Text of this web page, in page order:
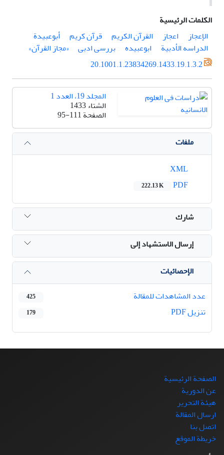
الكلمات الرئيسية
الإعجاز
اعجاز القرآن الکریم قرآن کریم
أبوعبیدة
الدراسه الأدبیة
ابوعبیده بررسی ادبی
«مجاز القرآن»
20.1001.1.23834269.1433.19.1.3.2
المجلد 19، العدد 1
الشتاء 1433
الصفحة95-111
ملفات
222.13 K
شارك
إرسال الاستشهاد إلى
الإحصائيات
عدد المشاهدات للمقالة
425
تنزیل PDF 179
الصفحة الرئيسية
عن الدورية
هيئة التحرير
ارسال المقالة
اتصل بنا
خريطة الموقع